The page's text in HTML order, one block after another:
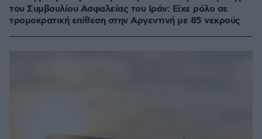
του Συμβουλίου Ασφαλείας του Ιράν: Είχε ρόλο σε
τρομοκρατική επίθεση στην Αργεντινή με 85 νεκρούς